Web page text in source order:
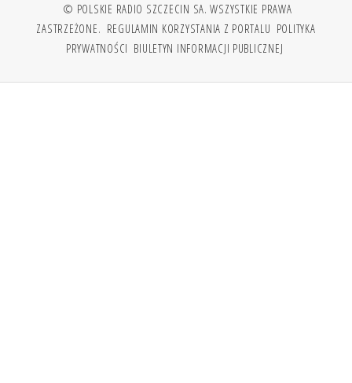
© POLSKIE RADIO SZCZECIN SA. WSZYSTKIE PRAWA
ZASTRZEŻONE. REGULAMIN KORZYSTANIA Z PORTALU POLITYKA
PRYWATNOŚCI BIULETYN INFORMACJI PUBLICZNEJ